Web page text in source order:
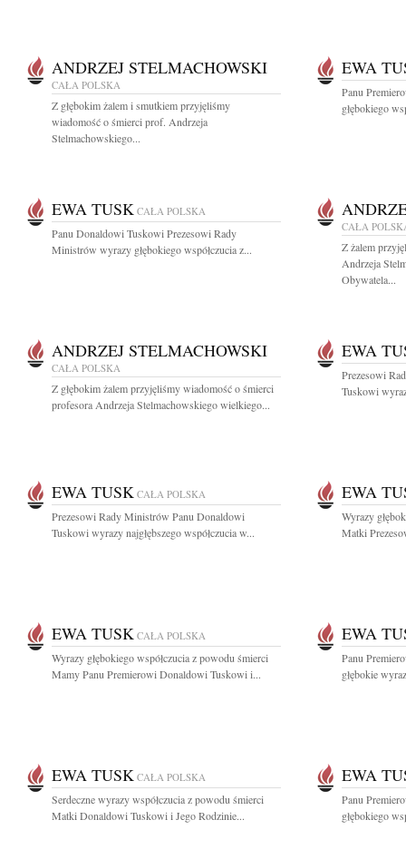
ANDRZEJ STELMACHOWSKI
CAŁA POLSKA
Z głębokim żalem i smutkiem przyjęliśmy
wiadomość o śmierci prof. Andrzeja
Stelmachowskiego...
EWA
Panu
głębokiego
EWA TUSK CAŁA POLSKA
Panu Donaldowi Tuskowi Prezesowi Rady
Ministrów wyrazy głębokiego współczucia z...
CAŁA
Z żalem
Andrzeja
Obywatela...
ANDRZEJ STELMACHOWSKI
CAŁA POLSKA
Z głębokim żalem przyjęliśmy wiadomość o śmierci
profesora Andrzeja Stelmachowskiego wielkiego...
EWA
Prezesowi
Tuskowi
EWA TUSK CAŁA POLSKA
Prezesowi Rady Ministrów Panu Donaldowi
Tuskowi wyrazy najgłębszego współczucia w...
EWA
Wyrazy
Matki
EWA TUSK CAŁA POLSKA
Wyrazy głębokiego współczucia z powodu śmierci
Mamy Panu Premierowi Donaldowi Tuskowi i...
EWA
Panu
głębokie
EWA TUSK CAŁA POLSKA
Serdeczne wyrazy współczucia z powodu śmierci
Matki Donaldowi Tuskowi i Jego Rodzinie...
EWA
Panu
głębokiego